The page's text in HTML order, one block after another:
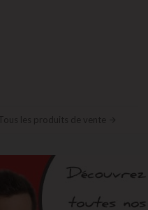
Tous les produits de vente